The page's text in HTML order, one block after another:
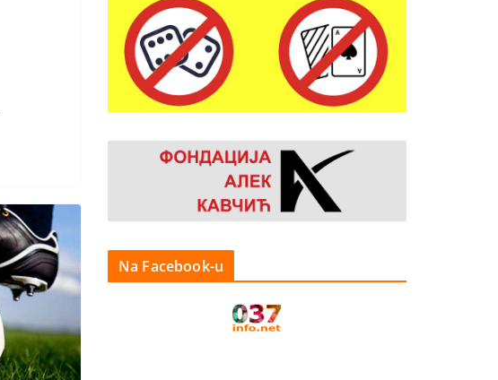
Na Facebook-u